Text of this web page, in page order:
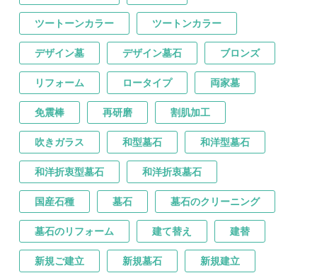
ツートーンカラー ツートンカラー
デザイン墓 デザイン墓石 ブロンズ
リフォーム ロータイプ 両家墓
免震棒 再研磨 割肌加工
吹きガラス 和型墓石 和洋型墓石
和洋折衷型墓石 和洋折衷墓石
国産石種 墓石 墓石のクリーニング
墓石のリフォーム 建て替え 建替
新規ご建立 新規墓石 新規建立